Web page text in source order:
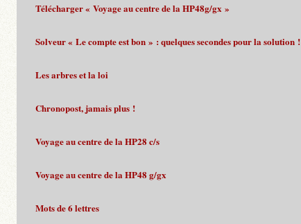
Télécharger « Voyage au centre de la HP48g/gx »
Solveur « Le compte est bon » : quelques secondes pour la solution !
Les arbres et la loi
Chronopost, jamais plus !
Voyage au centre de la HP28 c/s
Voyage au centre de la HP48 g/gx
Mots de 6 lettres